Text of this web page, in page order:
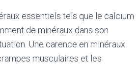
essentiels tels que le calcium
de minéraux dans son
Une carence en minéraux
musculaires et les